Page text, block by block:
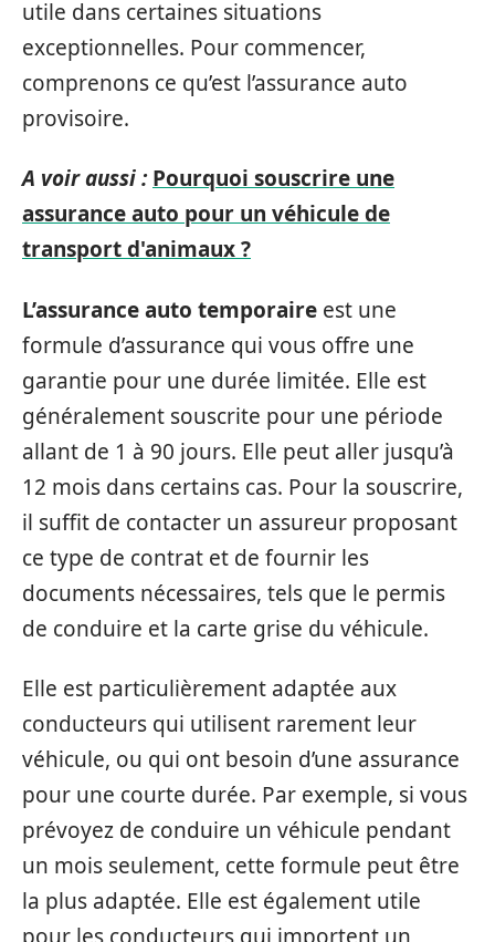
utile dans certaines situations
exceptionnelles. Pour commencer,
comprenons ce qu’est l’assurance auto
provisoire.
A voir aussi : Pourquoi souscrire une
assurance auto pour un véhicule de
transport d'animaux ?
L’assurance auto temporaire est une
formule d’assurance qui vous offre une
garantie pour une durée limitée. Elle est
généralement souscrite pour une période
allant de 1 à 90 jours. Elle peut aller jusqu’à
12 mois dans certains cas. Pour la souscrire,
il suffit de contacter un assureur proposant
ce type de contrat et de fournir les
documents nécessaires, tels que le permis
de conduire et la carte grise du véhicule.
Elle est particulièrement adaptée aux
conducteurs qui utilisent rarement leur
véhicule, ou qui ont besoin d’une assurance
pour une courte durée. Par exemple, si vous
prévoyez de conduire un véhicule pendant
un mois seulement, cette formule peut être
la plus adaptée. Elle est également utile